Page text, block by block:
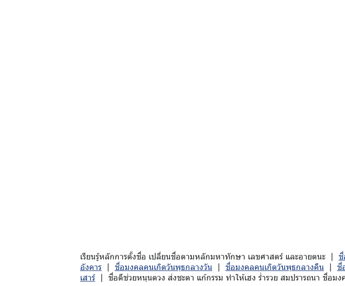
เรียนรู้หลักการตั้งชื่อ เปลี่ยนชื่อตามหลักมหาทักษา เลขศาสตร์ และอายตนะ | ชื่
อังคาร | ชื่อมงคลคนเกิดวันพุธกลางวัน | ชื่อมงคลคนเกิดวันพุธกลางคืน | ชื่
เสาร์ | ชื่อดีช่วยหนุนดวง ส่งชะตา แก้กรรม ทำให้เฮง ร่ำรวย สมปรารถนา ชื่อมง